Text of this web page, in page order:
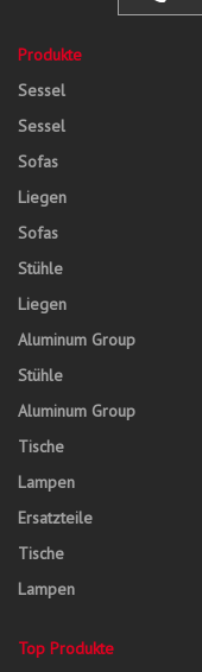
Produkte
Sessel
Sessel
Sofas
Liegen
Sofas
Stühle
Liegen
Aluminum Group
Stühle
Aluminum Group
Tische
Lampen
Ersatzteile
Tische
Lampen
Top Produkte